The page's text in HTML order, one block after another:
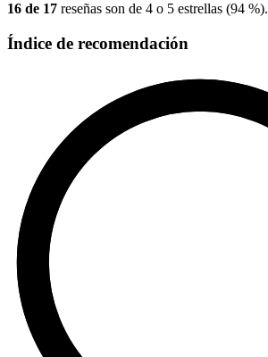
16 de 17 reseñas son de 4 o 5 estrellas (94 %).
Índice de recomendación